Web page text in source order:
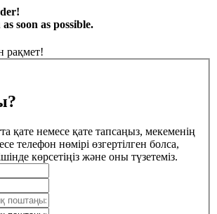
soon as possible.
рақмет!
қате немесе қате тапсаңыз, мекеменің
телефон нөмірі өзгертілген болса,
көрсетіңіз және оны түзетеміз.